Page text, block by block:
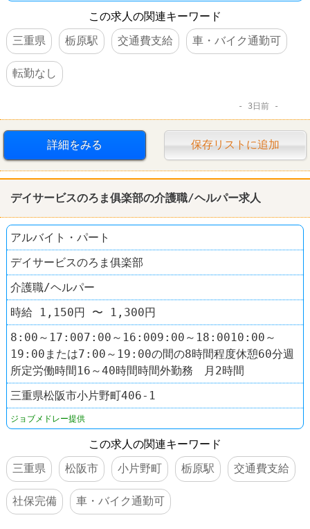
この求人の関連キーワード
三重県
栃原駅 交通費支給 車・バイク通勤可
転勤なし
3日前
詳細をみる 保存リストに追加
デイサービスのろま俱楽部の介護職/ヘルパー求人
アルバイト・パート
デイサービスのろま俱楽部
介護職/ヘルパー
時給 1,150円 〜 1,300円
8:00～17:007:00～16:009:00～18:0010:00～
19:00または7:00～19:00の間の8時間程度休憩60分週
所定労働時間16～40時間時間外勤務 月2時間
三重県松阪市小片野町406-1
ジョブメドレー提供
この求人の関連キーワード
三重県
松阪市 小片野町 栃原駅 交通費支給
社保完備 車・バイク通勤可